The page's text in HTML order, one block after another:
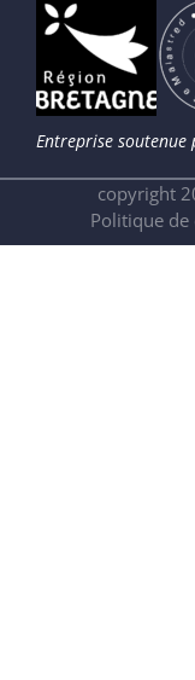
Entreprise soutenue
copyright
Politique